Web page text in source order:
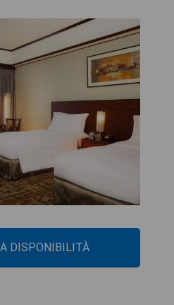
DISPONIBILITÀ